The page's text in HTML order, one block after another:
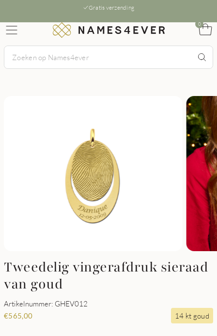
Gratis verzending
0
Tweedelig vingerafdruk sieraad
van goud
Artikelnummer: GHEV012
€565,00 14 kt goud